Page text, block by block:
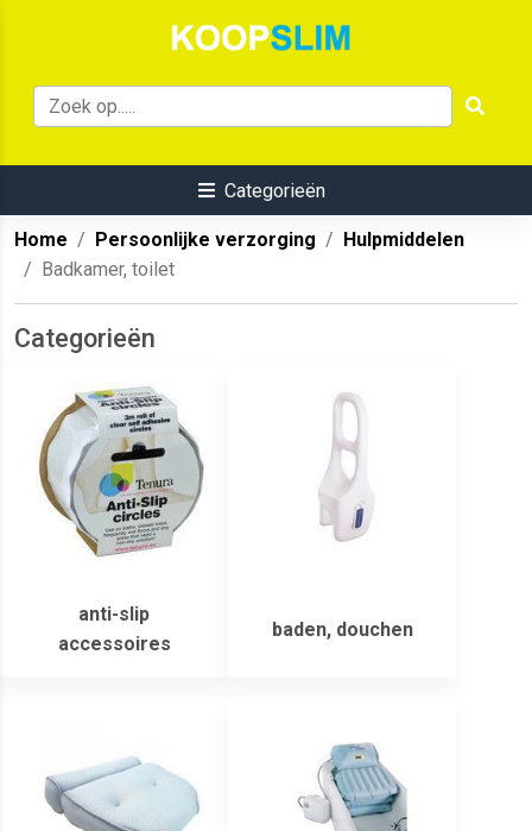
Categorieën
Home Persoonlijke verzorging
Hulpmiddelen
Badkamer, toilet
Categorieën
anti-slip
accessoires
baden, douchen